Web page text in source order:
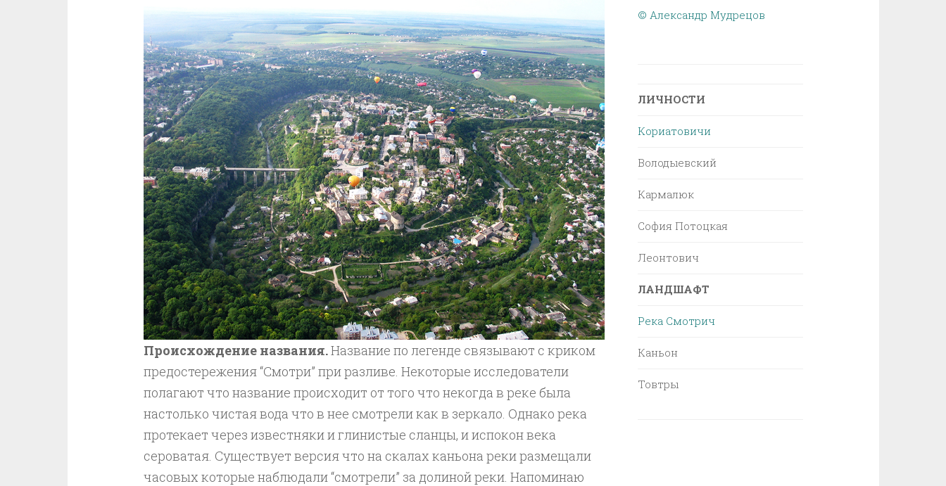
Происхождение названия.Название по легенде связывают с криком
предостережения “Смотри” при разливе. Некоторые исследователи
полагают что название происходит от того что некогда в реке была
настолько чистая вода что в нее смотрели как в зеркало. Однако река
протекает через известняки и глинистые сланцы, и испокон века
сероватая. Существует версия что на скалах каньона реки размещали
часовых которые наблюдали “смотрели” за долиной реки. Напоминаю
© Александр Мудрецов
ЛИЧНОСТИ
Кориатовичи
Володыевский
Кармалюк
София Потоцкая
Леонтович
ЛАНДШАФТ
Река Смотрич
Каньон
Товтры